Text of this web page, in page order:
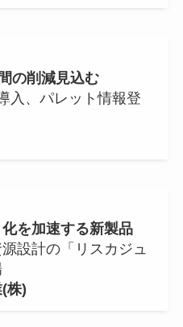
の削減見込む
入、パレット情報登
を加速する新製品
設計の「リスカジュ
株)